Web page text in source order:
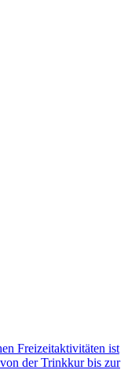
Freizeitaktivitäten ist
der Trinkkur bis zur